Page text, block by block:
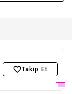
Takip Et